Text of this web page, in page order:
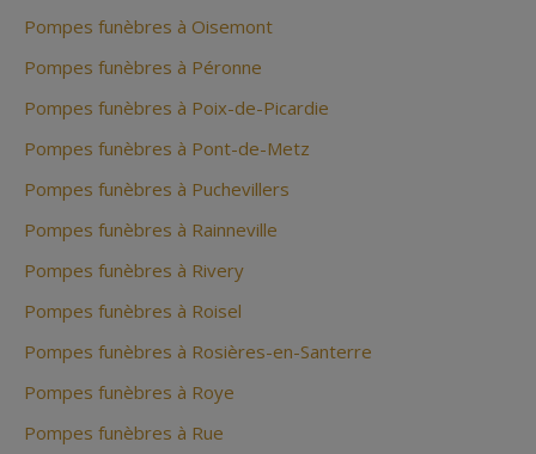
Pompes funèbres à Oisemont
Pompes funèbres à Péronne
Pompes funèbres à Poix-de-Picardie
Pompes funèbres à Pont-de-Metz
Pompes funèbres à Puchevillers
Pompes funèbres à Rainneville
Pompes funèbres à Rivery
Pompes funèbres à Roisel
Pompes funèbres à Rosières-en-Santerre
Pompes funèbres à Roye
Pompes funèbres à Rue